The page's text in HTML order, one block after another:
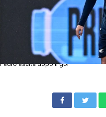
Pedro esulta dopo il gol